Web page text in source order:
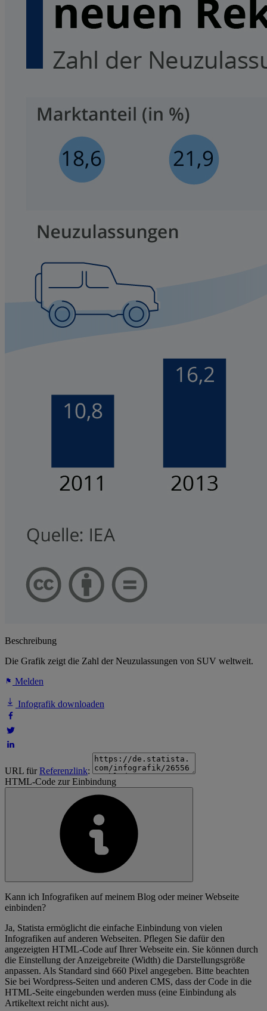
Beschreibung
Die Grafik zeigt die Zahl der Neuzulassungen von SUV weltweit.
Melden
Infografik downloaden
URL fürReferenzlink:
HTML-Code zur Einbindung
Kann ich Infografiken auf meinem Blog oder meiner Webseite
einbinden?
Ja, Statista ermöglicht die einfache Einbindung von vielen
Infografiken auf anderen Webseiten. Pflegen Sie dafür den
angezeigten HTML-Code auf Ihrer Webseite ein. Sie können durch
die Einstellung der Anzeigebreite (Width) die Darstellungsgröße
anpassen. Als Standard sind 660 Pixel angegeben. Bitte beachten
Sie bei Wordpress-Seiten und anderen CMS, dass der Code in die
HTML-Seite eingebunden werden muss (eine Einbindung als
Artikeltext reicht nicht aus).